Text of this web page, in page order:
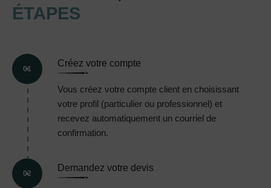
ÉTAPES
01
Créez votre compte
Vous créez votre compte client en choisissant
votre profil (particulier ou professionnel) et
recevez automatiquement un courriel de
confirmation.
02
Demandez votre devis